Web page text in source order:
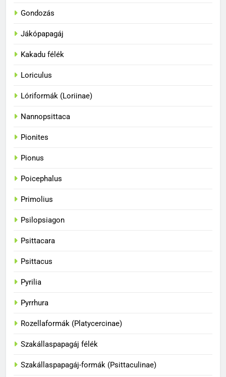
Gondozás
Jákópapagáj
Kakadu félék
Loriculus
Lóriformák (Loriinae)
Nannopsittaca
Pionites
Pionus
Poicephalus
Primolius
Psilopsiagon
Psittacara
Psittacus
Pyrilia
Pyrrhura
Rozellaformák (Platycercinae)
Szakállaspapagáj félék
Szakállaspapagáj-formák (Psittaculinae)
33
A papagájok a vadonban és
36
1
Hogyan fogjuk el a papagájt, ha
kiszabadult?